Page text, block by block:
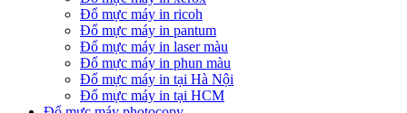
Đổ mực máy in ricoh
Đổ mực máy in pantum
Đổ mực máy in laser màu
Đổ mực máy in phun màu
Đổ mực máy in tại Hà Nội
Đổ mực máy in tại HCM